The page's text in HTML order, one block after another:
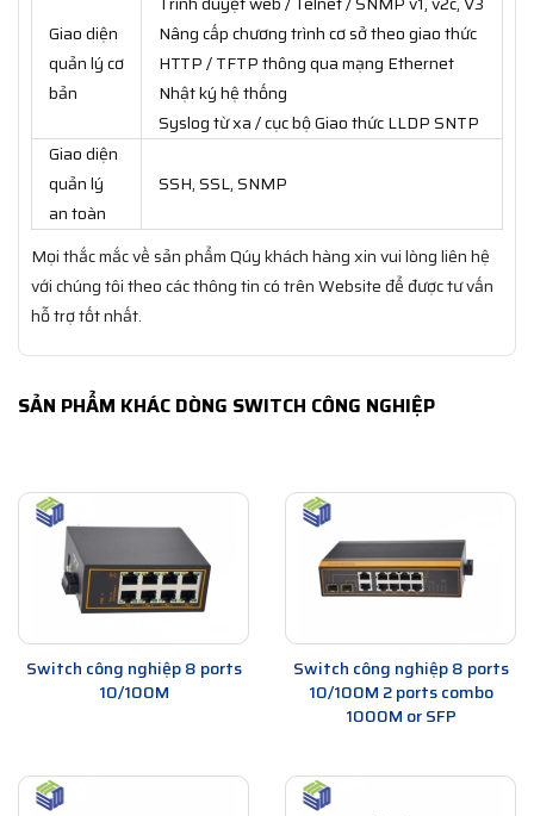
Giao diện
quản lý cơ
bản
Nâng cấp chương trình cơ sở theo giao thức
HTTP / TFTP thông qua mạng Ethernet
Nhật ký hệ thống
Syslog từ xa / cục bộ Giao thức LLDP SNTP
Giao diện
quản lý
an toàn
SSH, SSL, SNMP
Mọi thắc mắc về sản phẩm Qúy khách hàng xin vui lòng liên hệ
với chúng tôi theo các thông tin có trên Website để được tư vấn
hỗ trợ tốt nhất.
SẢN PHẨM KHÁC DÒNG SWITCH CÔNG NGHIỆP
Switch công nghiệp 8 ports
10/100M
Switch công nghiệp 8 ports
10/100M 2 ports combo
1000M or SFP